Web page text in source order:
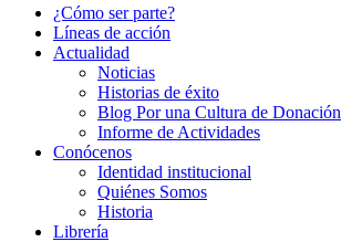
¿Cómo ser parte?
Líneas de acción
Actualidad
Noticias
Historias de éxito
Blog Por una Cultura de Donación
Informe de Actividades
Conócenos
Identidad institucional
Quiénes Somos
Historia
Librería